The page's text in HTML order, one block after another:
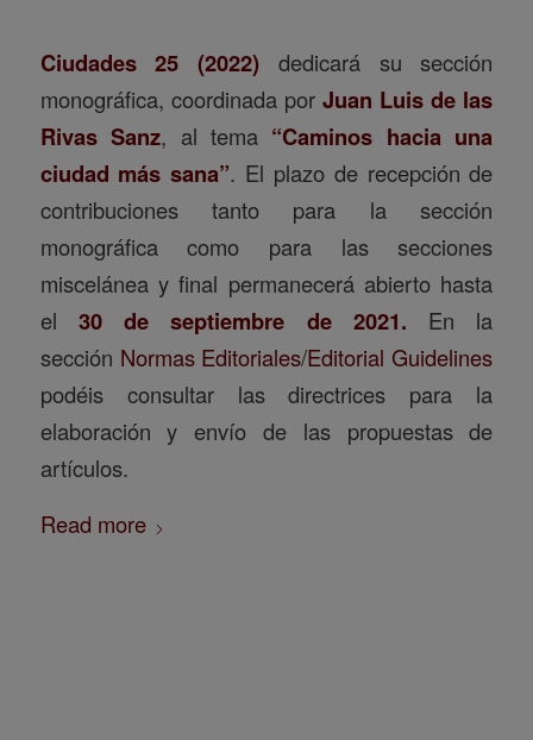
Ciudades 25 (2022) dedicará su sección
monográfica, coordinada por Juan Luis de las
Rivas Sanz, al tema “Caminos hacia una
ciudad más sana”. El plazo de recepción de
contribuciones tanto para la sección
monográfica como para las secciones
miscelánea y final permanecerá abierto hasta
el 30 de septiembre de 2021. En la
sección Normas Editoriales/Editorial Guidelines
podéis consultar las directrices para la
elaboración y envío de las propuestas de
artículos.
Read more